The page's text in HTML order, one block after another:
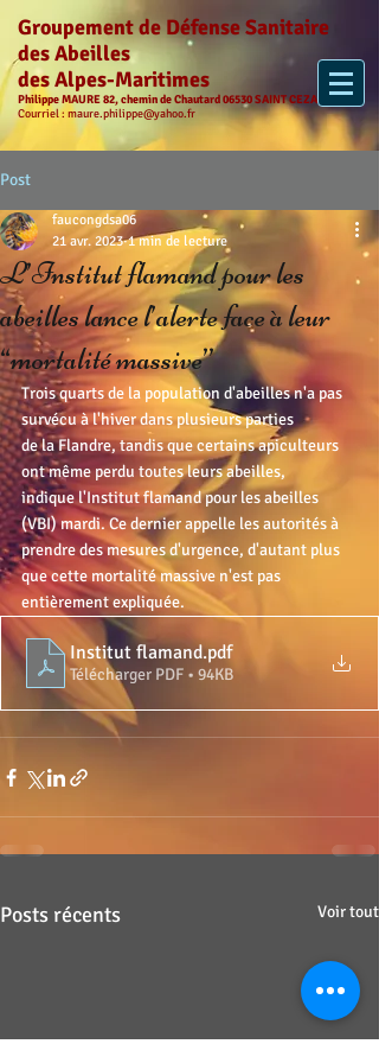
Groupement de Défense Sanitaire
des Abeilles
des Alpes-Maritimes
Philippe MAURE 82, chemin de Chautard 06530 SAINT CEZAIRE
Courriel : maure.philippe@yahoo.fr
Post
L’Institut flamand pour les
abeilles lance l’alerte face à leur
“mortalité massive”
faucongdsa06
21 avr. 2023 1 min de lecture
Trois quarts de la population d'abeilles n'a pas
survécu à l'hiver dans plusieurs parties
de la Flandre, tandis que certains apiculteurs
ont même perdu toutes leurs abeilles,
indique l'Institut flamand pour les abeilles
(VBI) mardi. Ce dernier appelle les autorités à
prendre des mesures d'urgence, d'autant plus
que cette mortalité massive n'est pas
entièrement expliquée.
Institut flamand.pdf
Télécharger PDF • 94KB
Posts récents Voir tout